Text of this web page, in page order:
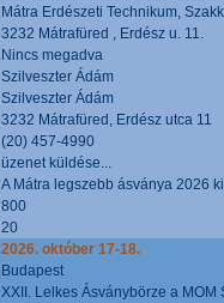
Mátra Erdészeti Technikum,
3232 Mátrafüred , Erdész u. 11.
Nincs megadva
Szilveszter Ádám
Szilveszter Ádám
3232 Mátrafüred, Erdész utca 11
(20) 457-4990
üzenet küldése...
A Mátra legszebb ásványa 2026
800
20
2026. október 17-18.
Budapest
XXII. Lelkes Ásványbörze a MOM